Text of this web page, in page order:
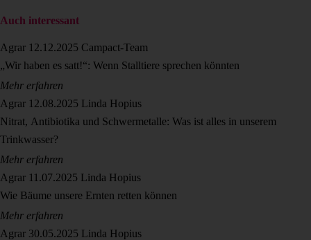
Auch interessant
Agrar 12.12.2025 Campact-Team
„Wir haben es satt!“: Wenn Stalltiere sprechen könnten
Mehr erfahren
Agrar 12.08.2025 Linda Hopius
Nitrat, Antibiotika und Schwermetalle: Was ist alles in unserem
Trinkwasser?
Mehr erfahren
Agrar 11.07.2025 Linda Hopius
Wie Bäume unsere Ernten retten können
Mehr erfahren
Agrar 30.05.2025 Linda Hopius